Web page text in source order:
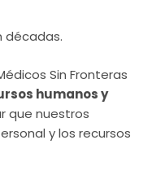
décadas.
Sin Fronteras
humanos y
que nuestros
y los recursos